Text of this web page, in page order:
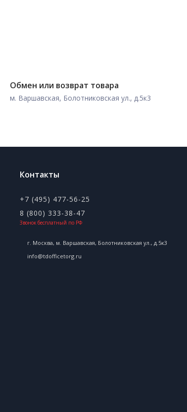
Обмен или возврат товара
м. Варшавская, Болотниковская ул., д.5к3
Контакты
+7 (495) 477-56-25
8 (800) 333-38-47
Звонок бесплатный по РФ
г. Москва, м. Варшавская, Болотниковская ул., д.5к3
info@tdofficetorg.ru